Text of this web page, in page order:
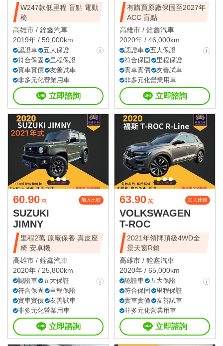
W247款低里程 盲點 電動
椅
高雄市 / 銓鑫汽車
2019年 / 59,000km
認證車
五大保證
符合保固
里程保證
實車實價
友善試車
非多元化營業用車
立即諮詢
有購買原廠保固至2027年
ACC 盲點
高雄市 / 銓鑫汽車
2020年 / 46,000km
認證車
五大保證
符合保固
里程保證
實車實價
友善試車
非多元化營業用車
立即諮詢
60.90 萬 加入比較
SUZUKI
JIMNY
里程2萬 原廠保養 真皮座
椅 安卓機
高雄市 / 銓鑫汽車
2020年 / 25,800km
認證車
五大保證
符合保固
里程保證
實車實價
友善試車
非多元化營業用車
立即諮詢
63.90 萬 加入比較
VOLKSWAGEN
T-ROC
2021年領牌頂級4WD全
景天窗R賴
高雄市 / 銓鑫汽車
2020年 / 65,000km
認證車
五大保證
符合保固
里程保證
實車實價
友善試車
非多元化營業用車
立即諮詢